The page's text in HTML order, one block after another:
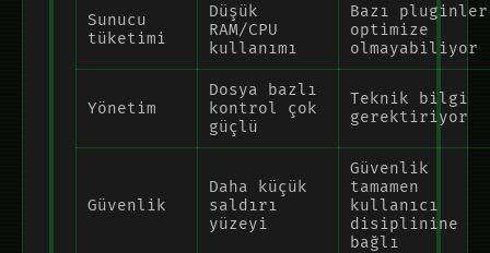
Sunucu
tüketimi
Düşük
RAM/CPU
kullanımı
Bazı pluginler
optimize
olmayabiliyor
Yönetim
Dosya bazlı
kontrol çok
güçlü
Teknik bilgi
gerektiriyor
Güvenlik
Daha küçük
saldırı
yüzeyi
Güvenlik
tamamen
kullanıcı
disiplinine
bağlı